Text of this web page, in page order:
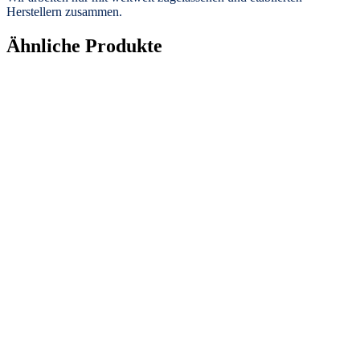
Herstellern zusammen.
Ähnliche Produkte